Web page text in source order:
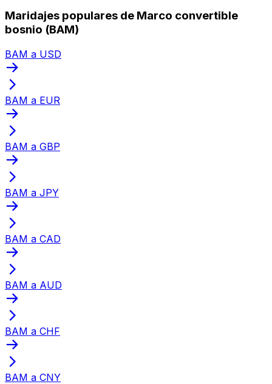
Maridajes populares de Marco convertible
bosnio (BAM)
BAM a USD
BAM a EUR
BAM a GBP
BAM a JPY
BAM a CAD
BAM a AUD
BAM a CHF
BAM a CNY